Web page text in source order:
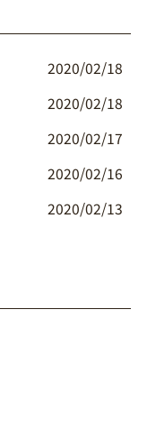
2020/02/18
2020/02/18
2020/02/17
2020/02/16
2020/02/13